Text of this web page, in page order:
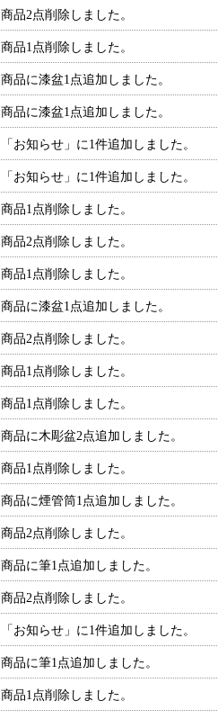
商品2点削除しました。
商品1点削除しました。
商品に漆盆1点追加しました。
商品に漆盆1点追加しました。
「お知らせ」に1件追加しました。
「お知らせ」に1件追加しました。
商品1点削除しました。
商品2点削除しました。
商品1点削除しました。
商品に漆盆1点追加しました。
商品2点削除しました。
商品1点削除しました。
商品1点削除しました。
商品に木彫盆2点追加しました。
商品1点削除しました。
商品に煙管筒1点追加しました。
商品2点削除しました。
商品に筆1点追加しました。
商品2点削除しました。
「お知らせ」に1件追加しました。
商品に筆1点追加しました。
商品1点削除しました。